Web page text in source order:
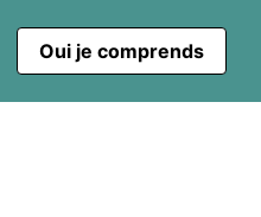
Oui je comprends